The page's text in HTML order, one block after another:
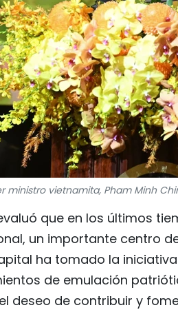
ministro vietnamita, Pham Minh
que en los últimos
un importante centro
ha tomado la
de emulación
deseo de contribuir y